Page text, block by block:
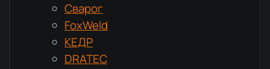
Сварог
FoxWeld
КЕДР
DRATEC